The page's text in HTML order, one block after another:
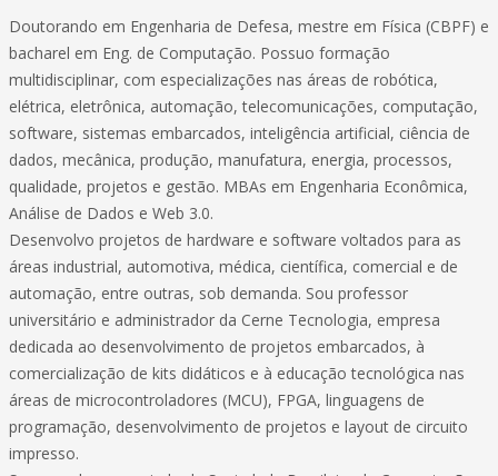
Doutorando em Engenharia de Defesa, mestre em Física (CBPF) e
bacharel em Eng. de Computação. Possuo formação
multidisciplinar, com especializações nas áreas de robótica,
elétrica, eletrônica, automação, telecomunicações, computação,
software, sistemas embarcados, inteligência artificial, ciência de
dados, mecânica, produção, manufatura, energia, processos,
qualidade, projetos e gestão. MBAs em Engenharia Econômica,
Análise de Dados e Web 3.0.
Desenvolvo projetos de hardware e software voltados para as
áreas industrial, automotiva, médica, científica, comercial e de
automação, entre outras, sob demanda. Sou professor
universitário e administrador da Cerne Tecnologia, empresa
dedicada ao desenvolvimento de projetos embarcados, à
comercialização de kits didáticos e à educação tecnológica nas
áreas de microcontroladores (MCU), FPGA, linguagens de
programação, desenvolvimento de projetos e layout de circuito
impresso.